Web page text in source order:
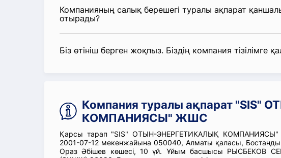
Компанияның салық берешегі туралы ақпарат
отырады?
Біз өтініш берген жоқпыз. Біздің компания тізілімге
Компания туралы ақпарат "SIS"
КОМПАНИЯСЫ" ЖШС
Қарсы тарап "SIS" ОТЫН-ЭНЕРГЕТИКАЛЫҚ КОМПАНИЯСЫ"
2001-07-12 мекенжайына 050040, Алматы қаласы,
Ораз Әбішев көшесі, 10 үй. Ұйым басшысы РЫСБЕКОВ